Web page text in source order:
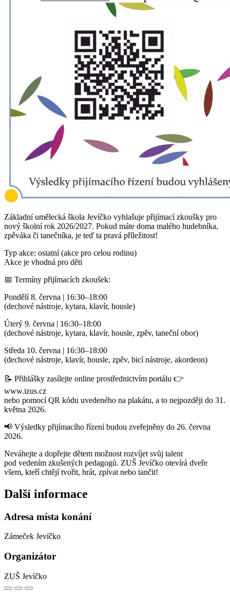
Základní umělecká škola Jevíčko vyhlašuje přijímací zkoušky pro
nový školní rok 2026/2027. Pokud máte doma malého hudebníka,
zpěváka či tanečníka, je teď ta pravá příležitost!
Typ akce: ostatní (akce pro celou rodinu)
Akce je vhodná pro děti
📅 Termíny přijímacích zkoušek:
Pondělí 8. června | 16:30–18:00
(dechové nástroje, kytara, klavír, housle)
Úterý 9. června | 16:30–18:00
(dechové nástroje, kytara, klavír, housle, zpěv, taneční obor)
Středa 10. června | 16:30–18:00
(dechové nástroje, klavír, housle, zpěv, bicí nástroje, akordeon)
📝 Přihlášky zasílejte online prostřednictvím portálu 👉
www.izus.cz
nebo pomocí QR kódu uvedeného na plakátu, a to nejpozději do 31.
května 2026.
📢 Výsledky přijímacího řízení budou zveřejněny do 26. června
2026.
Neváhejte a dopřejte dětem možnost rozvíjet svůj talent
pod vedením zkušených pedagogů. ZUŠ Jevíčko otevírá dveře
všem, kteří chtějí tvořit, hrát, zpívat nebo tančit!
Další informace
Adresa místa konání
Zámeček Jevíčko
Organizátor
ZUŠ Jevíčko